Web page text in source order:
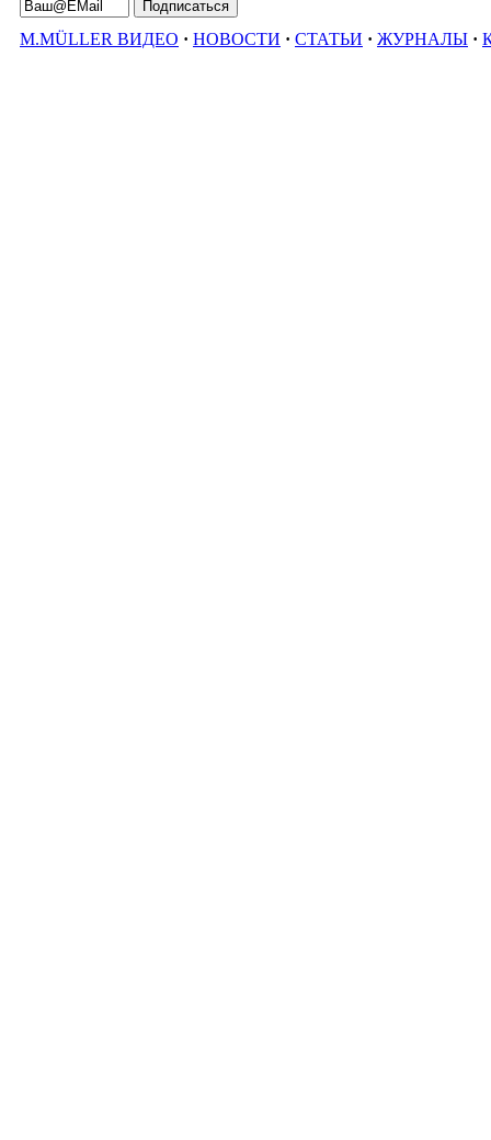
M.MÜLLER ВИДЕО · НОВОСТИ · СТАТЬИ · ЖУРНАЛЫ ·